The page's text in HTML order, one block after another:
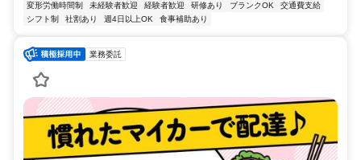
変形労働時間制 未経験者歓迎 経験者歓迎 研修あり ブランクOK
交通費支給
シフト制
社割あり 週4日以上OK 食事補助あり
業務委託